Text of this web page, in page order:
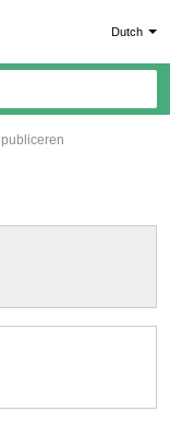
Dutch